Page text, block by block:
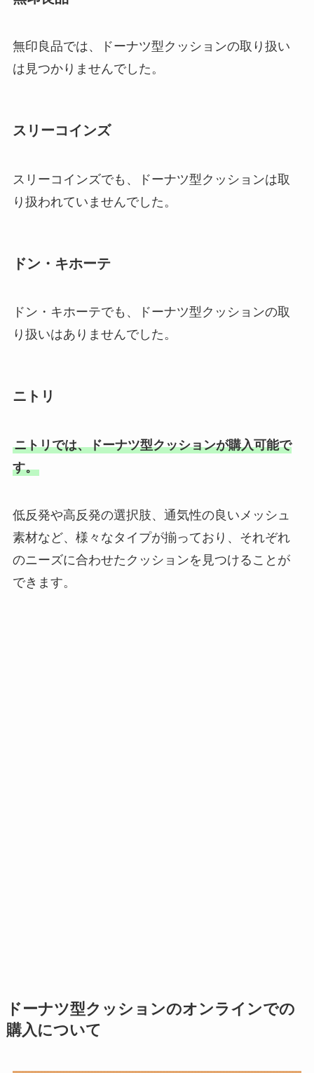
無印良品では、ドーナツ型クッションの取り扱い
は見つかりませんでした。
スリーコインズ
スリーコインズでも、ドーナツ型クッションは取
り扱われていませんでした。
ドン・キホーテ
ドン・キホーテでも、ドーナツ型クッションの取
り扱いはありませんでした。
ニトリ
ニトリでは、ドーナツ型クッションが購入可能で
す。
低反発や高反発の選択肢、通気性の良いメッシュ
素材など、様々なタイプが揃っており、それぞれ
のニーズに合わせたクッションを見つけることが
できます。
ドーナツ型クッションのオンラインでの
購入について